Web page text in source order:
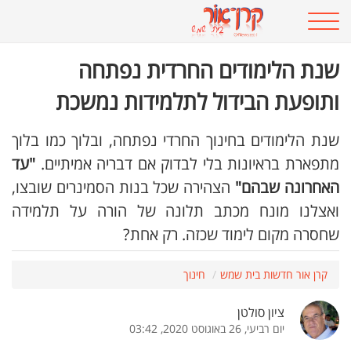
שנת הלימודים החרדית נפתחה
ותופעת הבידול לתלמידות נמשכת
שנת הלימודים בחינוך החרדי נפתחה, ובלוך כמו בלוך
מתפארת בראיונות בלי לבדוק אם דבריה אמיתיים. "עד
האחרונה שבהם" הצהירה שכל בנות הסמינרים שובצו,
ואצלנו מונח מכתב תלונה של הורה על תלמידה
שחסרה מקום לימוד שכזה. רק אחת?
קרן אור חדשות בית שמש חינוך
ציון סולטן
יום רביעי, 26 באוגוסט 2020, 03:42